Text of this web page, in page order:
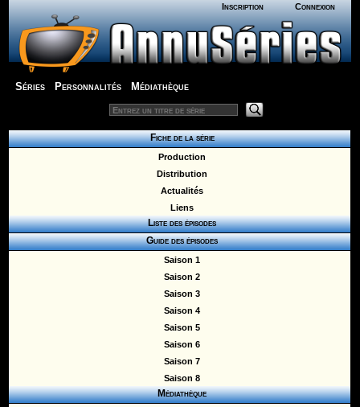
Inscription Connexion
Séries Personnalités Médiathèque
Fiche de la série
Production
Distribution
Actualités
Liens
Liste des épisodes
Guide des épisodes
Saison 1
Saison 2
Saison 3
Saison 4
Saison 5
Saison 6
Saison 7
Saison 8
Médiathèque